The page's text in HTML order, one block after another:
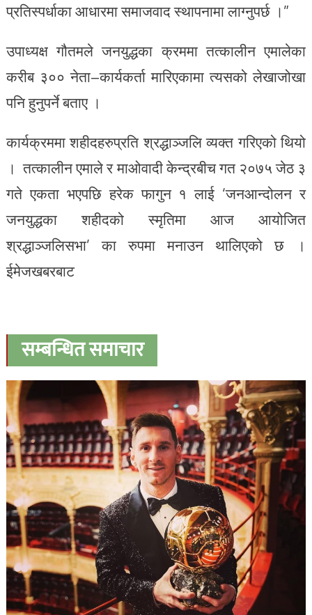
प्रतिस्पर्धाका आधारमा समाजवाद स्थापनामा लाग्नुपर्छ ।”
उपाध्यक्ष गौतमले जनयुद्धका क्रममा तत्कालीन एमालेका
करीब ३०० नेता–कार्यकर्ता मारिएकामा त्यसको लेखाजोखा
पनि हुनुपर्ने बताए ।
कार्यक्रममा शहीदहरुप्रति श्रद्धाञ्जलि व्यक्त गरिएको थियो
। तत्कालीन एमाले र माओवादी केन्द्रबीच गत २०७५ जेठ ३
गते एकता भएपछि हरेक फागुन १ लाई ‘जनआन्दोलन र
जनयुद्धका शहीदको स्मृतिमा आज आयोजित
श्रद्धाञ्जलिसभा’ का रुपमा मनाउन थालिएको छ ।
ईमेजखबरबाट
सम्बन्धित समाचार